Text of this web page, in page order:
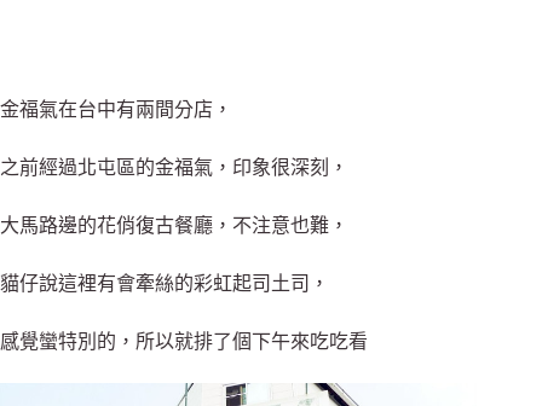
金福氣在台中有兩間分店，
之前經過北屯區的金福氣，印象很深刻，
大馬路邊的花俏復古餐廳，不注意也難，
貓仔說這裡有會牽絲的彩虹起司土司，
感覺蠻特別的，所以就排了個下午來吃吃看